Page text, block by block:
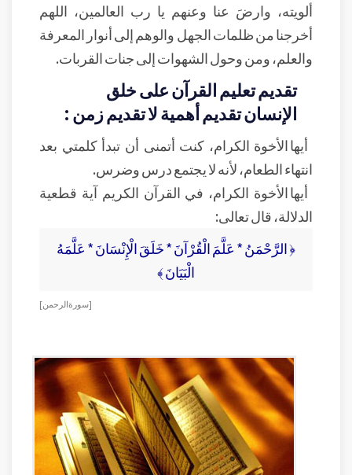
ألويته، وارضَ عنا وعنهم يا رب العالمين، اللهم
أخرجنا من ظلمات الجهل والوهم إلى أنوار المعرفة
والعلم، ومن وحول الشهوات إلى جنات القربات.
تقديم تعليم القرآن على خلق
الإنسان تقديم أهمية لا تقديم زمن :
أيها الأخوة الكرام، كنت أتمنى أن تبدأ كلمتي بعد
انتهاء الطعام، لأنه لا يجتمع درس وضرس.
أيها الأخوة الكرام، في القرآن الكريم آية قطعية
الدلالة، قال تعالى:
﴿ الرَّحْمَنُ * عَلَّمَ الْقُرْآنَ * خَلَقَ الْإِنْسَانَ * عَلَّمَهُ
الْبَيَانَ ﴾
[ سورة الرحمن]